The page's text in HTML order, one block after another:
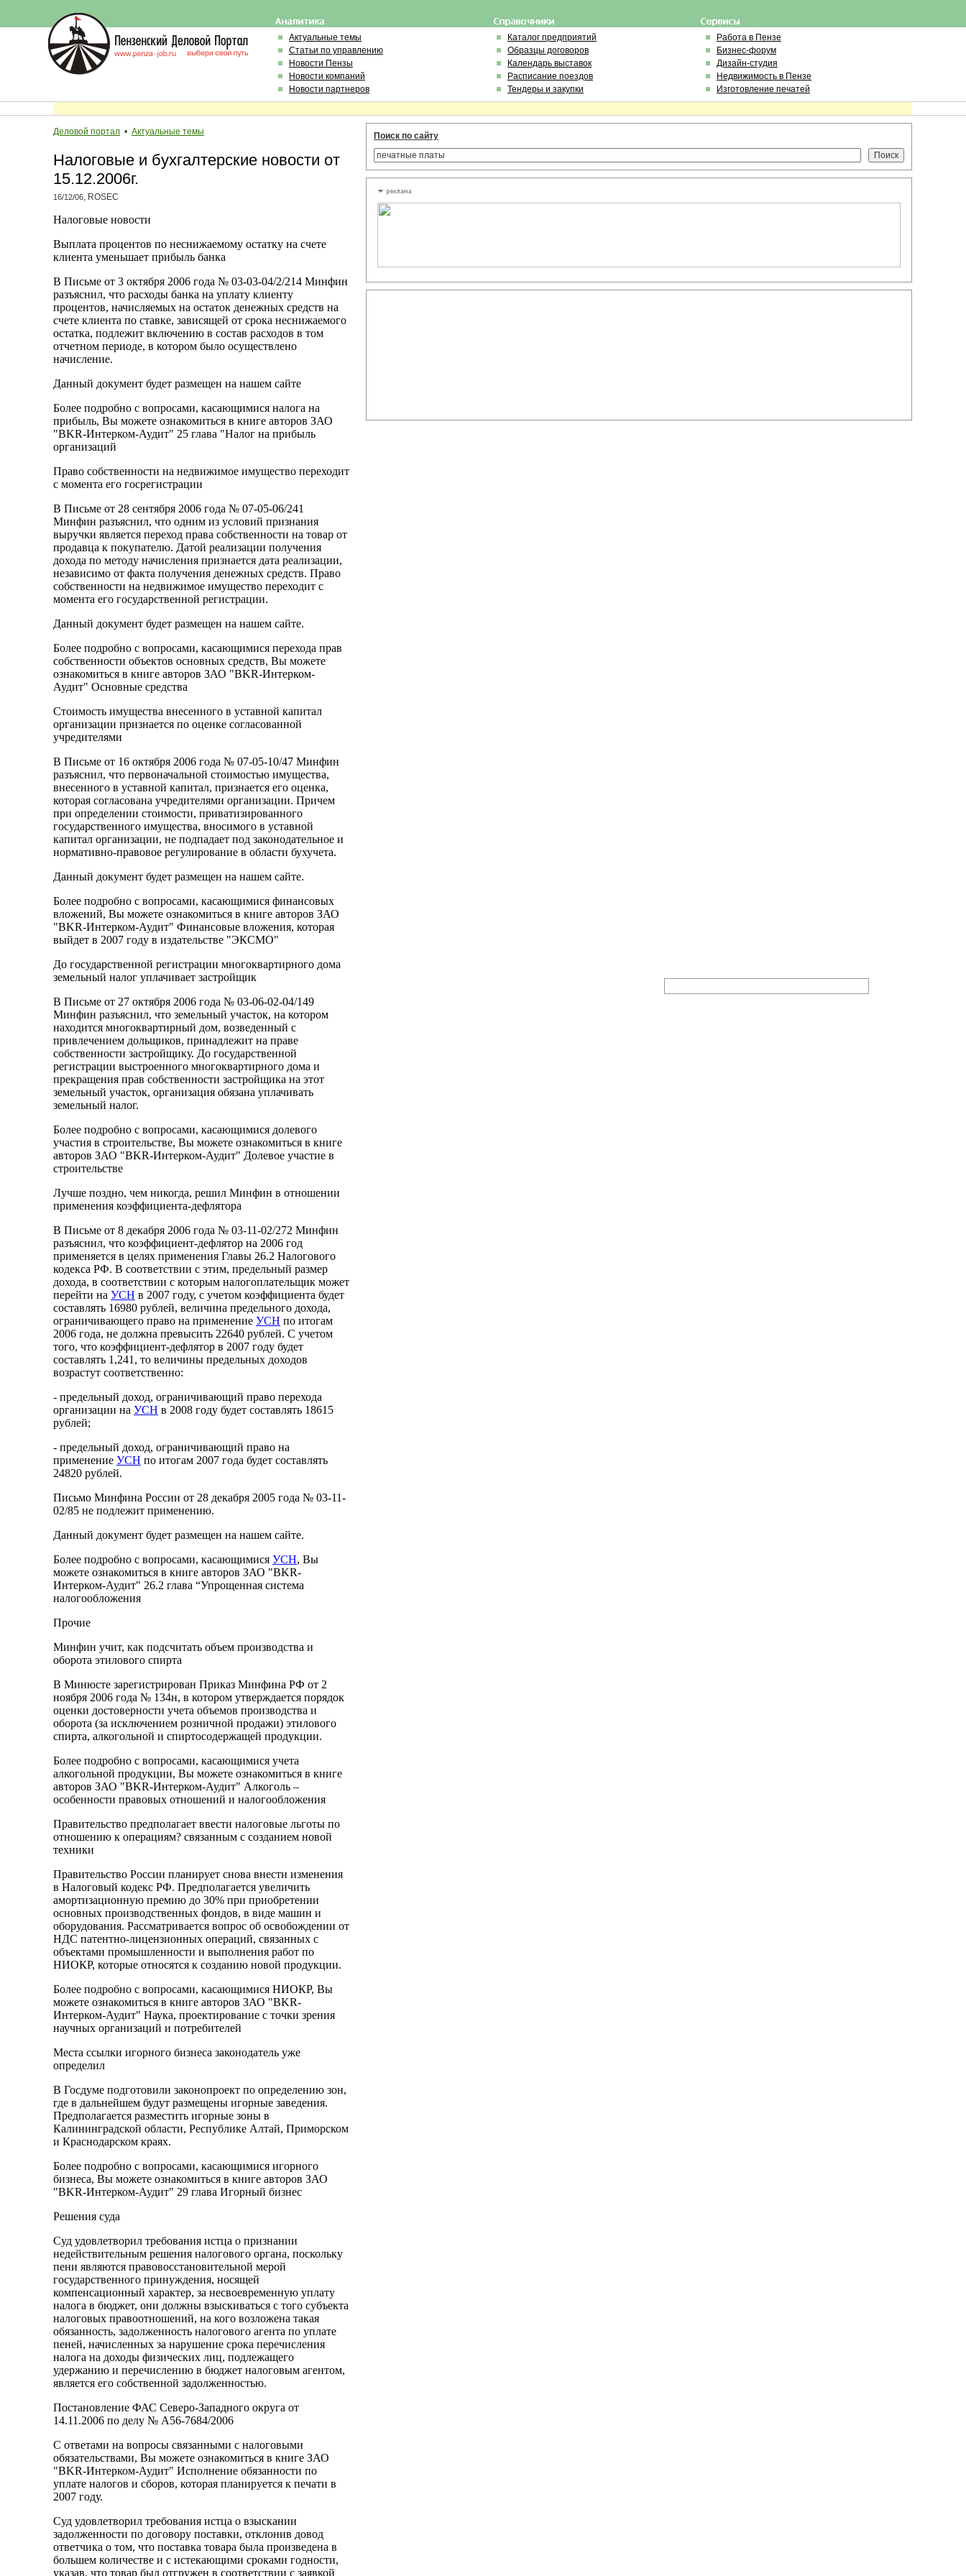
Актуальные темы
Статьи по управлению
Новости Пензы
Новости компаний
Новости партнеров
Каталог предприятий
Образцы договоров
Календарь выставок
Расписание поездов
Тендеры и закупки
Работа в Пензе
Бизнес-форум
Дизайн-студия
Недвижимость в Пензе
Изготовление печатей
Деловой портал • Актуальные темы
Налоговые и бухгалтерские новости от
15.12.2006г.
16/12/06, ROSEC
Налоговые новости
Выплата процентов по неснижаемому остатку на счете
клиента уменьшает прибыль банка
В Письме от 3 октября 2006 года № 03-03-04/2/214 Минфин
разъяснил, что расходы банка на уплату клиенту
процентов, начисляемых на остаток денежных средств на
счете клиента по ставке, зависящей от срока неснижаемого
остатка, подлежит включению в состав расходов в том
отчетном периоде, в котором было осуществлено
начисление.
Данный документ будет размещен на нашем сайте
Более подробно с вопросами, касающимися налога на
прибыль, Вы можете ознакомиться в книге авторов ЗАО
"BKR-Интерком-Аудит" 25 глава "Налог на прибыль
организаций
Право собственности на недвижимое имущество переходит
с момента его госрегистрации
В Письме от 28 сентября 2006 года № 07-05-06/241
Минфин разъяснил, что одним из условий признания
выручки является переход права собственности на товар от
продавца к покупателю. Датой реализации получения
дохода по методу начисления признается дата реализации,
независимо от факта получения денежных средств. Право
собственности на недвижимое имущество переходит с
момента его государственной регистрации.
Данный документ будет размещен на нашем сайте.
Более подробно с вопросами, касающимися перехода прав
собственности объектов основных средств, Вы можете
ознакомиться в книге авторов ЗАО "BKR-Интерком-
Аудит" Основные средства
Стоимость имущества внесенного в уставной капитал
организации признается по оценке согласованной
учредителями
В Письме от 16 октября 2006 года № 07-05-10/47 Минфин
разъяснил, что первоначальной стоимостью имущества,
внесенного в уставной капитал, признается его оценка,
которая согласована учредителями организации. Причем
при определении стоимости, приватизированного
государственного имущества, вносимого в уставной
капитал организации, не подпадает под законодательное и
нормативно-правовое регулирование в области бухучета.
Данный документ будет размещен на нашем сайте.
Более подробно с вопросами, касающимися финансовых
вложений, Вы можете ознакомиться в книге авторов ЗАО
"BKR-Интерком-Аудит" Финансовые вложения, которая
выйдет в 2007 году в издательстве "ЭКСМО"
До государственной регистрации многоквартирного дома
земельный налог уплачивает застройщик
В Письме от 27 октября 2006 года № 03-06-02-04/149
Минфин разъяснил, что земельный участок, на котором
находится многоквартирный дом, возведенный с
привлечением дольщиков, принадлежит на праве
собственности застройщику. До государственной
регистрации выстроенного многоквартирного дома и
прекращения прав собственности застройщика на этот
земельный участок, организация обязана уплачивать
земельный налог.
Более подробно с вопросами, касающимися долевого
участия в строительстве, Вы можете ознакомиться в книге
авторов ЗАО "BKR-Интерком-Аудит" Долевое участие в
строительстве
Лучше поздно, чем никогда, решил Минфин в отношении
применения коэффициента-дефлятора
В Письме от 8 декабря 2006 года № 03-11-02/272 Минфин
разъяснил, что коэффициент-дефлятор на 2006 год
применяется в целях применения Главы 26.2 Налогового
кодекса РФ. В соответствии с этим, предельный размер
дохода, в соответствии с которым налогоплательщик может
перейти на УСН в 2007 году, с учетом коэффициента будет
составлять 16980 рублей, величина предельного дохода,
ограничивающего право на применение УСН по итогам
2006 года, не должна превысить 22640 рублей. С учетом
того, что коэффициент-дефлятор в 2007 году будет
составлять 1,241, то величины предельных доходов
возрастут соответственно:
- предельный доход, ограничивающий право перехода
организации на УСН в 2008 году будет составлять 18615
рублей;
- предельный доход, ограничивающий право на
применение УСН по итогам 2007 года будет составлять
24820 рублей.
Письмо Минфина России от 28 декабря 2005 года № 03-11-
02/85 не подлежит применению.
Данный документ будет размещен на нашем сайте.
Более подробно с вопросами, касающимися УСН, Вы
можете ознакомиться в книге авторов ЗАО "BKR-
Интерком-Аудит" 26.2 глава “Упрощенная система
налогообложения
Прочие
Минфин учит, как подсчитать объем производства и
оборота этилового спирта
В Минюсте зарегистрирован Приказ Минфина РФ от 2
ноября 2006 года № 134н, в котором утверждается порядок
оценки достоверности учета объемов производства и
оборота (за исключением розничной продажи) этилового
спирта, алкогольной и спиртосодержащей продукции.
Более подробно с вопросами, касающимися учета
алкогольной продукции, Вы можете ознакомиться в книге
авторов ЗАО "BKR-Интерком-Аудит" Алкоголь –
особенности правовых отношений и налогообложения
Правительство предполагает ввести налоговые льготы по
отношению к операциям? связанным с созданием новой
техники
Правительство России планирует снова внести изменения
в Налоговый кодекс РФ. Предполагается увеличить
амортизационную премию до 30% при приобретении
основных производственных фондов, в виде машин и
оборудования. Рассматривается вопрос об освобождении от
НДС патентно-лицензионных операций, связанных с
объектами промышленности и выполнения работ по
НИОКР, которые относятся к созданию новой продукции.
Более подробно с вопросами, касающимися НИОКР, Вы
можете ознакомиться в книге авторов ЗАО "BKR-
Интерком-Аудит" Наука, проектирование с точки зрения
научных организаций и потребителей
Места ссылки игорного бизнеса законодатель уже
определил
В Госдуме подготовили законопроект по определению зон,
где в дальнейшем будут размещены игорные заведения.
Предполагается разместить игорные зоны в
Калининградской области, Республике Алтай, Приморском
и Краснодарском краях.
Более подробно с вопросами, касающимися игорного
бизнеса, Вы можете ознакомиться в книге авторов ЗАО
"BKR-Интерком-Аудит" 29 глава Игорный бизнес
Решения суда
Суд удовлетворил требования истца о признании
недействительным решения налогового органа, поскольку
пени являются правовосстановительной мерой
государственного принуждения, носящей
компенсационный характер, за несвоевременную уплату
налога в бюджет, они должны взыскиваться с того субъекта
налоговых правоотношений, на кого возложена такая
обязанность, задолженность налогового агента по уплате
пеней, начисленных за нарушение срока перечисления
налога на доходы физических лиц, подлежащего
удержанию и перечислению в бюджет налоговым агентом,
является его собственной задолженностью.
Постановление ФАС Северо-Западного округа от
14.11.2006 по делу № А56-7684/2006
С ответами на вопросы связанными с налоговыми
обязательствами, Вы можете ознакомиться в книге ЗАО
"BKR-Интерком-Аудит" Исполнение обязанности по
уплате налогов и сборов, которая планируется к печати в
2007 году.
Суд удовлетворил требования истца о взыскании
задолженности по договору поставки, отклонив довод
ответчика о том, что поставка товара была произведена в
большем количестве и с истекающими сроками годности,
указав, что товар был отгружен в соответствии с заявкой
Поиск по сайту